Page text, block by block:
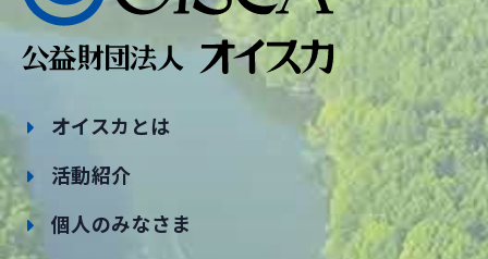
オイスカとは
活動紹介
個人のみなさま